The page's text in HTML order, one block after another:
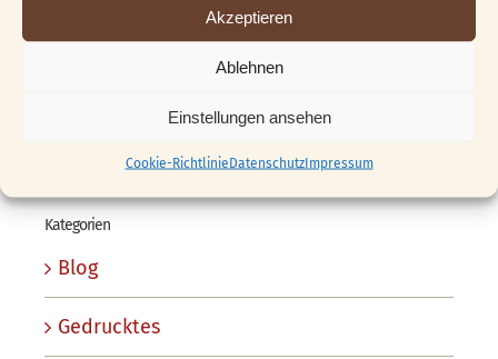
Akzeptieren
Ablehnen
Einstellungen ansehen
Cookie-RichtlinieDatenschutzImpressum
07.11.2009
Kategorien
Blog
Gedrucktes